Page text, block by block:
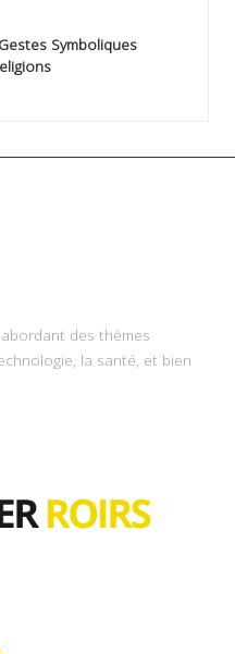
Symboliques
des thèmes
la santé, et bien